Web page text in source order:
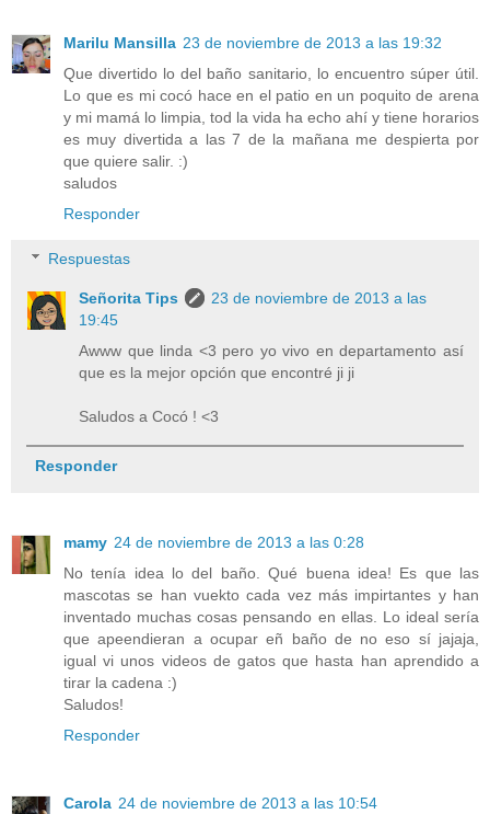
Marilu Mansilla 23 de noviembre de 2013 a las 19:32
Que divertido lo del baño sanitario, lo encuentro súper útil.
Lo que es mi cocó hace en el patio en un poquito de arena
y mi mamá lo limpia, tod la vida ha echo ahí y tiene horarios
es muy divertida a las 7 de la mañana me despierta por
que quiere salir. :)
saludos
Responder
Respuestas
Señorita Tips
23 de noviembre de 2013 a las
19:45
Awww que linda <3 pero yo vivo en departamento así
que es la mejor opción que encontré ji ji
Saludos a Cocó ! <3
Responder
mamy 24 de noviembre de 2013 a las 0:28
No tenía idea lo del baño. Qué buena idea! Es que las
mascotas se han vuekto cada vez más impirtantes y han
inventado muchas cosas pensando en ellas. Lo ideal sería
que apeendieran a ocupar eñ baño de no eso sí jajaja,
igual vi unos videos de gatos que hasta han aprendido a
tirar la cadena :)
Saludos!
Responder
Carola 24 de noviembre de 2013 a las 10:54